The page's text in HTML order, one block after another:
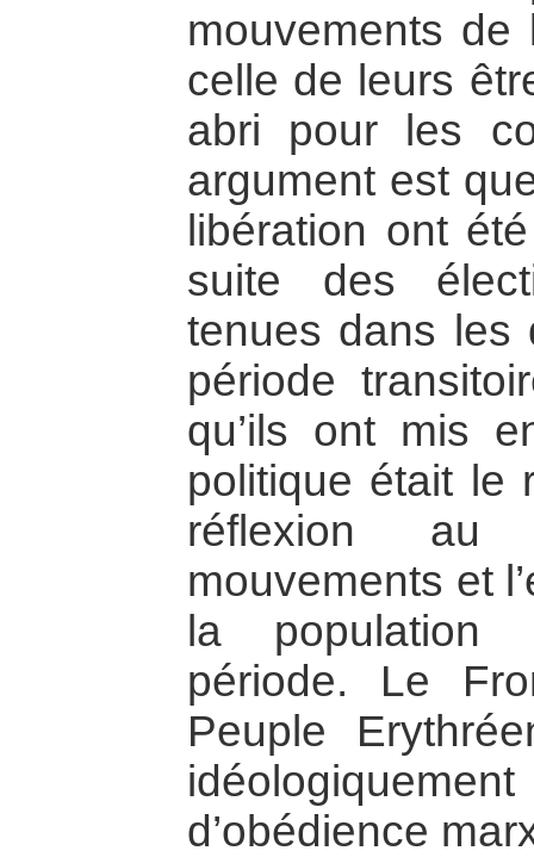
mouvements
celle de leurs
abri pour les
argument est
libération ont
suite des
tenues dans les
période
qu’ils ont mis
politique était le
réflexion
mouvements et
la population
période. Le
Peuple
d’obédience